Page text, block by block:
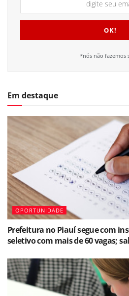
*nós não fazemos
Em destaque
OPORTUNIDADE
Prefeitura no Piauí segue com
seletivo com mais de 60 vagas;